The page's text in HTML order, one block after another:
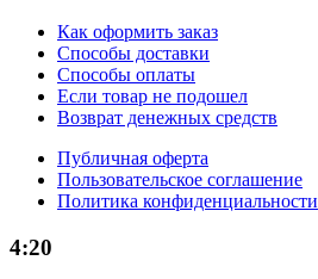
Как оформить заказ
Способы доставки
Способы оплаты
Если товар не подошел
Возврат денежных средств
Публичная оферта
Пользовательское соглашение
Политика конфиденциальности
4:20